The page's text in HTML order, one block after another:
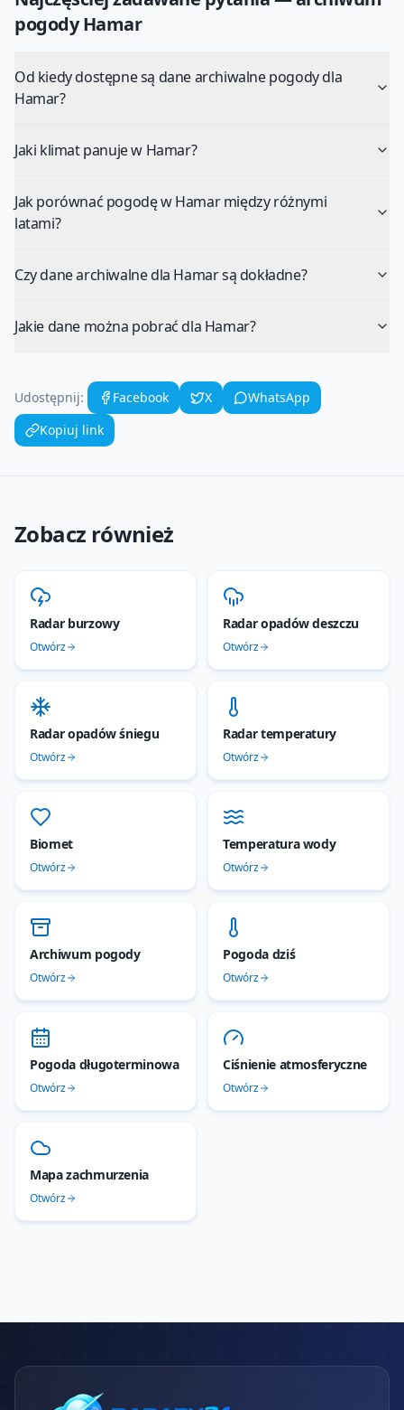
pogodyHamar
Od kiedy dostępne są dane archiwalne pogody dla
Hamar?
Jaki klimat panuje w Hamar?
Jak porównać pogodę w Hamar między różnymi
latami?
Czy dane archiwalne dla Hamar są dokładne?
Jakie dane można pobrać dla Hamar?
Udostępnij: Facebook X
WhatsApp
Kopiuj link
Zobacz również
Radar burzowy
Otwórz
Radar opadów deszczu
Otwórz
Radar opadów śniegu
Otwórz
Radar temperatury
Otwórz
Biomet
Otwórz
Temperatura wody
Otwórz
Archiwum pogody
Otwórz
Pogoda dziś
Otwórz
Pogoda długoterminowa
Otwórz
Ciśnienie atmosferyczne
Otwórz
Mapa zachmurzenia
Otwórz